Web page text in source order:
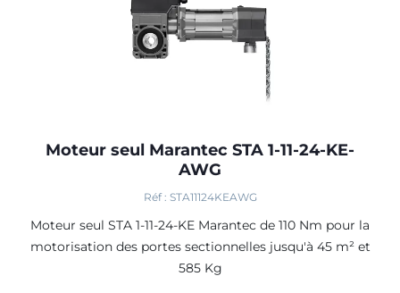
Moteur seul Marantec STA 1-11-24-KE-
AWG
Réf : STA11124KEAWG
Moteur seul STA 1-11-24-KE Marantec de 110 Nm pour la
motorisation des portes sectionnelles jusqu'à 45 m² et
585 Kg